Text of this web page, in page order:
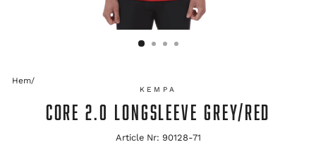
Hem/
KEMPA
CORE 2.0 LONGSLEEVE GREY/RED
Article Nr: 90128-71